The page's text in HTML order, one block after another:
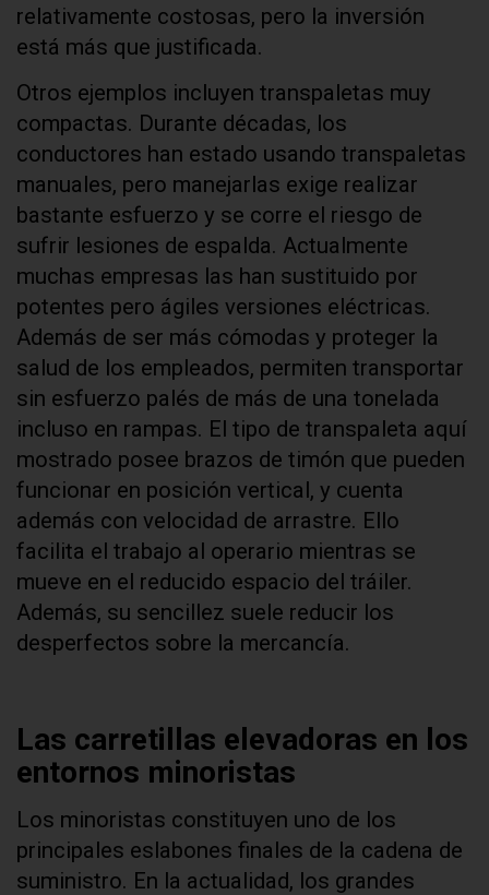
relativamente costosas, pero la inversión
está más que justificada.
Otros ejemplos incluyen transpaletas muy
compactas. Durante décadas, los
conductores han estado usando transpaletas
manuales, pero manejarlas exige realizar
bastante esfuerzo y se corre el riesgo de
sufrir lesiones de espalda. Actualmente
muchas empresas las han sustituido por
potentes pero ágiles versiones eléctricas.
Además de ser más cómodas y proteger la
salud de los empleados, permiten transportar
sin esfuerzo palés de más de una tonelada
incluso en rampas. El tipo de transpaleta aquí
mostrado posee brazos de timón que pueden
funcionar en posición vertical, y cuenta
además con velocidad de arrastre. Ello
facilita el trabajo al operario mientras se
mueve en el reducido espacio del tráiler.
Además, su sencillez suele reducir los
desperfectos sobre la mercancía.
Las carretillas elevadoras en los
entornos minoristas
Los minoristas constituyen uno de los
principales eslabones finales de la cadena de
suministro. En la actualidad, los grandes